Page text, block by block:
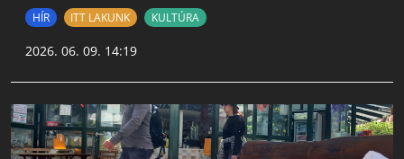
HÍR ITT LAKUNK KULTÚRA
2026. 06. 09. 14:19